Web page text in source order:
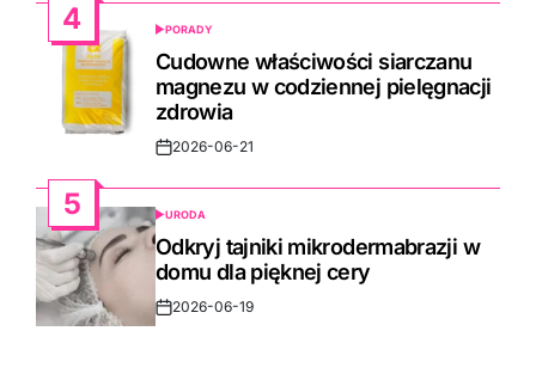
4
POSTED
IN
PORADY
Cudowne właściwości siarczanu
magnezu w codziennej pielęgnacji
zdrowia
Post2026-06-21
5
POSTED
IN
URODA
Odkryj tajniki mikrodermabrazji w
domu dla pięknej cery
Post2026-06-19